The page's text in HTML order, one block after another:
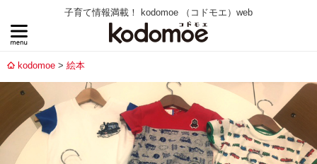
子育て情報満載！ kodomoe （コドモエ）web
kodomoe 絵本